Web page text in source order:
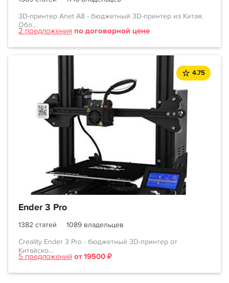
3D-принтер Anet A8 - бюджетный 3D-принтер из Китая.
Обл...
2 предложения по договорной цене
4.75
Ender 3 Pro
1382 статей
1089 владельцев
Creality Ender 3 Pro - бюджетный 3D-принтер от
Китайско...
5 предложений от 19500 ₽